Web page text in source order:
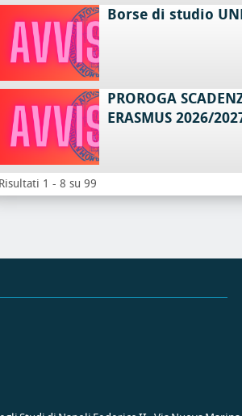
Borse di studio
PROROGA
ERASMUS 2026/
Risultati 1 - 8 su 99